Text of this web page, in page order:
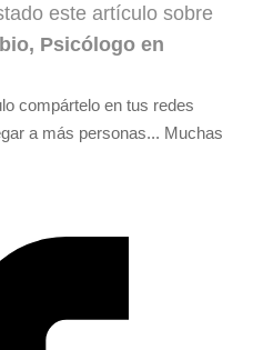
este artículo sobre
Psicólogo en
compártelo en tus redes
a más personas... Muchas